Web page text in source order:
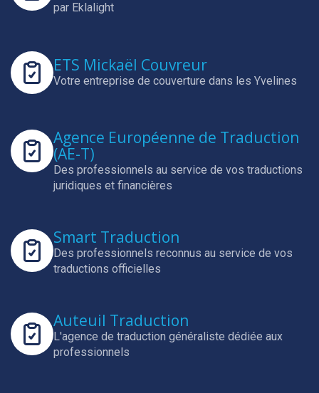
par Eklalight
ETS Mickaël Couvreur
Votre entreprise de couverture dans les Yvelines
Agence Européenne de Traduction
(AE-T)
Des professionnels au service de vos traductions
juridiques et financières
Smart Traduction
Des professionnels reconnus au service de vos
traductions officielles
Auteuil Traduction
L'agence de traduction généraliste dédiée aux
professionnels